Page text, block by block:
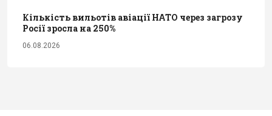
Кількість вильотів авіації НАТО через загрозу
Росії зросла на 250%
06.08.2026